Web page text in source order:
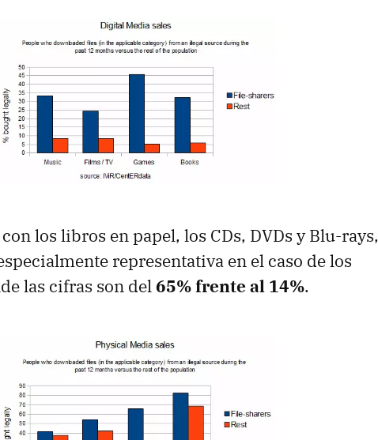
los libros en papel, los CDs, DVDs y Blu-rays,
representativa en el caso de los
las cifras son del65% frente al 14%.